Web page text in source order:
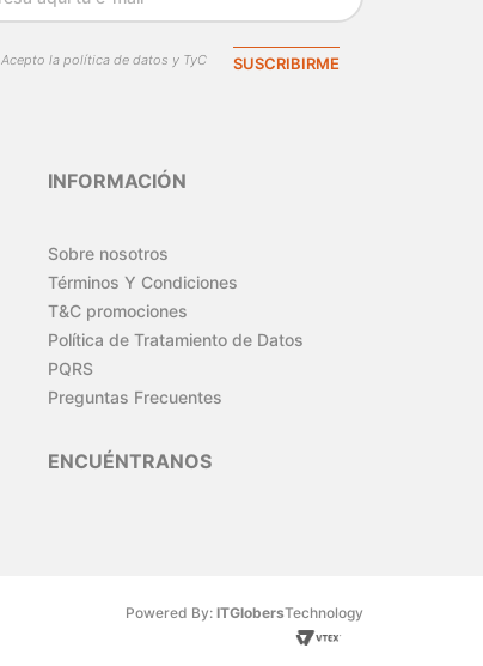
Acepto la política de datos y TyC SUSCRIBIRME
INFORMACIÓN
Sobre nosotros
Términos Y Condiciones
T&C promociones
Política de Tratamiento de Datos
PQRS
Preguntas Frecuentes
ENCUÉNTRANOS
Powered By: ITGlobersTechnology